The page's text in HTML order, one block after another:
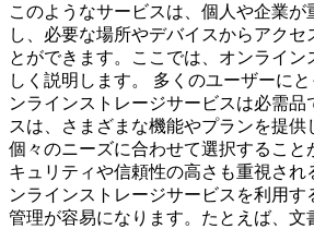
このようなサービスは、個人や企業が
し、必要な場所やデバイスからアクセ
とができます。ここでは、オンライ
しく説明します。 多くのユーザーに
ンラインストレージサービスは必需
スは、さまざまな機能やプランを提
個々のニーズに合わせて選択すること
キュリティや信頼性の高さも重視され
ンラインストレージサービスを利用
管理が容易になります。たとえば、文